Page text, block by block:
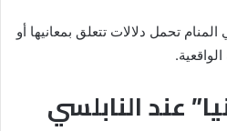
تحمل دلالات تتعلق بمعانيها أو
عند النابلسي